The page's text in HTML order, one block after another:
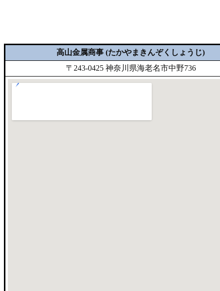
高山金属商事 (たかやまきんぞくしょうじ)
〒243-0425 神奈川県海老名市中野736